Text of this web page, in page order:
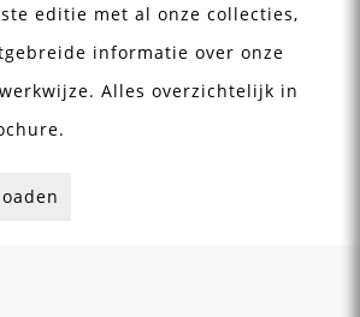
editie met al onze collecties,
informatie over onze
Alles overzichtelijk in